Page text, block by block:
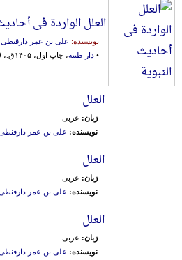
العلل الواردة فی
نویسنده: علی بن عمر دارقنطی
• دار طیبة، چاپ اول، ۱۴۰۵ق.، 10 جلد، محقق:
العلل
زبان: عربی
نویسنده: علی بن عمر
العلل
زبان: عربی
نویسنده: علی بن عمر
العلل
زبان: عربی
نویسنده: علی بن عمر